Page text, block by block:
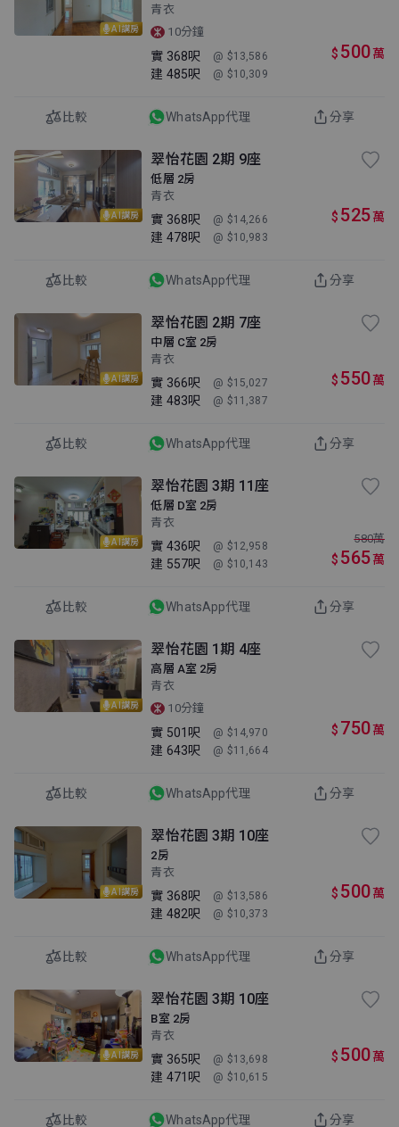
AI講房
青衣
10分鐘
實 368呎 @ $13,586
建 485呎 @ $10,309
$ 500萬
比較 WhatsApp代理 分享
AI講房
翠怡花園 2期 9座
低層 2房
青衣
實 368呎 @ $14,266
建 478呎 @ $10,983
$ 525萬
比較 WhatsApp代理 分享
AI講房
翠怡花園 2期 7座
中層 C室 2房
青衣
實 366呎 @ $15,027
建 483呎 @ $11,387
$ 550萬
比較 WhatsApp代理 分享
AI講房
翠怡花園 3期 11座
低層 D室 2房
青衣
實 436呎 @ $12,958
建 557呎 @ $10,143
580萬
$ 565萬
比較 WhatsApp代理 分享
AI講房
翠怡花園 1期 4座
高層 A室 2房
青衣
10分鐘
實 501呎 @ $14,970
建 643呎 @ $11,664
$ 750萬
比較 WhatsApp代理 分享
AI講房
翠怡花園 3期 10座
2房
青衣
實 368呎 @ $13,586
建 482呎 @ $10,373
$ 500萬
比較 WhatsApp代理 分享
AI講房
翠怡花園 3期 10座
B室 2房
青衣
實 365呎 @ $13,698
建 471呎 @ $10,615
$ 500萬
比較 WhatsApp代理 分享